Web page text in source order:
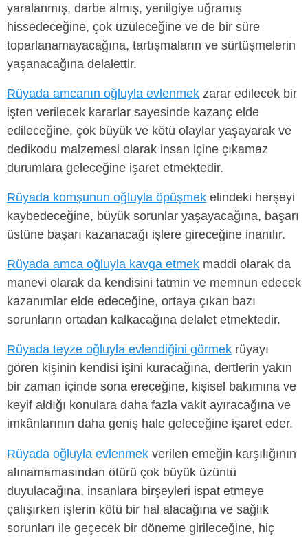
yaralanmış, darbe almış, yenilgiye uğramış
hissedeceğine, çok üzüleceğine ve de bir süre
toparlanamayacağına, tartışmaların ve sürtüşmelerin
yaşanacağına delalettir.
Rüyada amcanın oğluyla evlenmek zarar edilecek bir
işten verilecek kararlar sayesinde kazanç elde
edileceğine, çok büyük ve kötü olaylar yaşayarak ve
dedikodu malzemesi olarak insan içine çıkamaz
durumlara geleceğine işaret etmektedir.
Rüyada komşunun oğluyla öpüşmek elindeki herşeyi
kaybedeceğine, büyük sorunlar yaşayacağına, başarı
üstüne başarı kazanacağı işlere gireceğine inanılır.
Rüyada amca oğluyla kavga etmek maddi olarak da
manevi olarak da kendisini tatmin ve memnun edecek
kazanımlar elde edeceğine, ortaya çıkan bazı
sorunların ortadan kalkacağına delalet etmektedir.
Rüyada teyze oğluyla evlendiğini görmek rüyayı
gören kişinin kendisi işini kuracağına, dertlerin yakın
bir zaman içinde sona ereceğine, kişisel bakımına ve
keyif aldığı konulara daha fazla vakit ayıracağına ve
imkânlarının daha geniş hale geleceğine işaret eder.
Rüyada oğluyla evlenmek verilen emeğin karşılığının
alınamamasından ötürü çok büyük üzüntü
duyulacağına, insanlara birşeyleri ispat etmeye
çalışırken işlerin kötü bir hal alacağına ve sağlık
sorunları ile geçecek bir döneme girileceğine, hiç